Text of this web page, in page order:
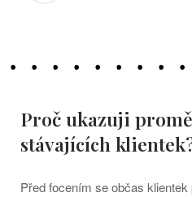
Proč ukazuji
stávajících
Před focením se občas